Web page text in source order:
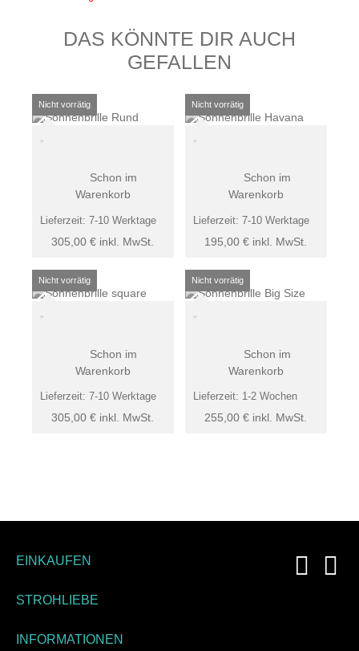
DAS KÖNNTE DIR AUCH
GEFALLEN
305,00 € inkl. MwSt.
Lieferzeit: 7-10 Werktage
Schon im
Warenkorb
195,00€ inkl. MwSt.
Lieferzeit: 7-10 Werktage
Schon im
Warenkorb
305,00 € inkl. MwSt.
Lieferzeit: 7-10 Werktage
Schon im
Warenkorb
255,00€ inkl. MwSt.
Lieferzeit: 1-2 Wochen
Schon im
Warenkorb
EINKAUFEN
STROHLIEBE
INFORMATIONEN